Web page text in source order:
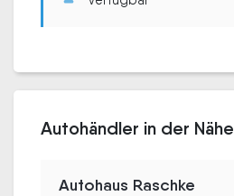
Autohändler in der Nähe
Autohaus Raschke